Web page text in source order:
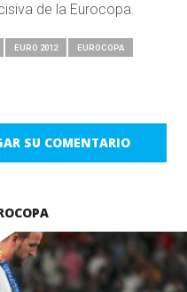
de la Eurocopa.
EURO 2012 EUROCOPA
SU COMENTARIO